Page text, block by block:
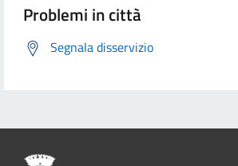
Problemi in città
Segnala disservizio